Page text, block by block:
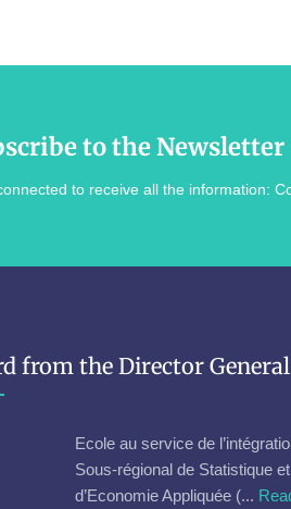
to the Newsletter
to receive all the information:
from the Director General
Ecole au service de
Sous-régional de Statistique et
d’Economie Appliquée (...